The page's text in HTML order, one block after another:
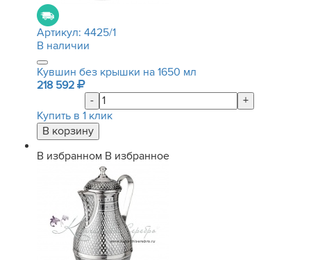
Артикул: 4425/1
В наличии
Кувшин без крышки на 1650 мл
218 592
-
+
Купить в 1 клик
В избранном В избранное